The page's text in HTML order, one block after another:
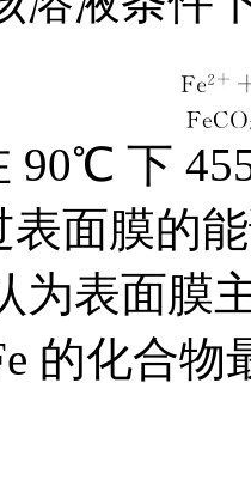
90℃ 下
面膜的
为表面膜
的化合